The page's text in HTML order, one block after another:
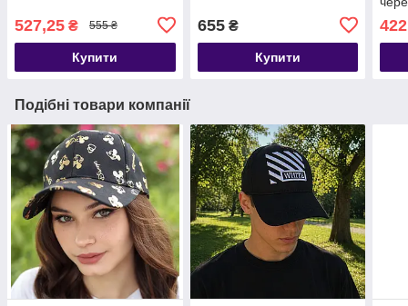
527,25 ₴ 555 ₴
Купити
655₴
Купити
Подібні товари компанії